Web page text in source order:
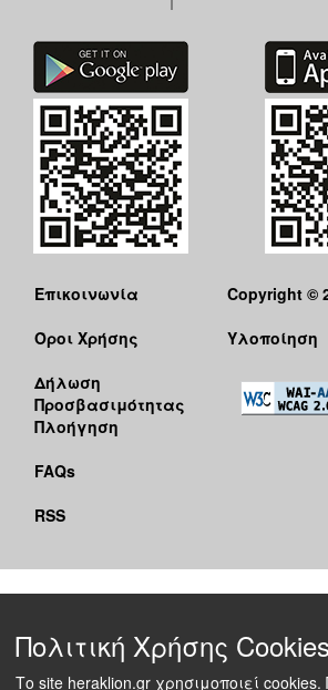
Επικοινωνία
Όροι Χρήσης
Δήλωση
Προσβασιμότητας
Πλοήγηση
FAQs
RSS
Copyright ©
Υλοποίηση
Πολιτική Χρήσης Cookies
Το site heraklion.gr χρησιμοποιεί